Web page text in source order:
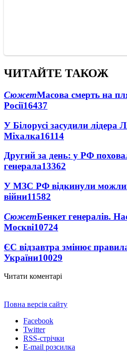
ЧИТАЙТЕ ТАКОЖ
СюжетМасова смерть на
Росії16437
У Білорусі засудили лідера
Міхалка16114
Другий за день: у РФ
генерала13362
У МЗС РФ відкинули
війни11582
СюжетБенкет генералів.
Москві10724
ЄС відзавтра змінює
України10029
Читати коментарі
Повна версія сайту
Facebook
Twitter
RSS-стрічки
E-mail розсилка